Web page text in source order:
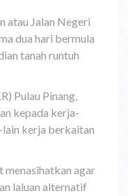
atau Jalan Negeri
dua hari bermula
tanah runtuh
Pulau Pinang,
kepada kerja-
lain kerja berkaitan
menasihatkan agar
laluan alternatif